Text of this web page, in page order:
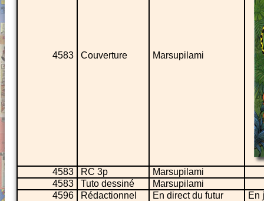
4583 Couverture Marsupilami
4583 RC 3p
Marsupilami
4583
Tuto dessiné
Marsupilami
4596
Rédactionnel En direct du futur
En